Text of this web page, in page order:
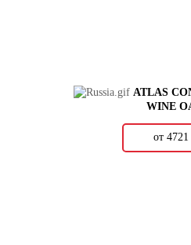
ATLAS
WINE
от 4721